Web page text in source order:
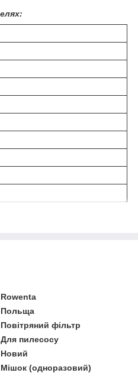
Rowenta
Польща
Повітряний фільтр
Для пилесосу
Новий
Мішок (одноразовий)